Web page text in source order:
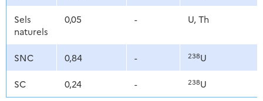
Sels
naturels
0,05 - U, Th
SNC 0,84 - 238U
SC 0,24 - 238U